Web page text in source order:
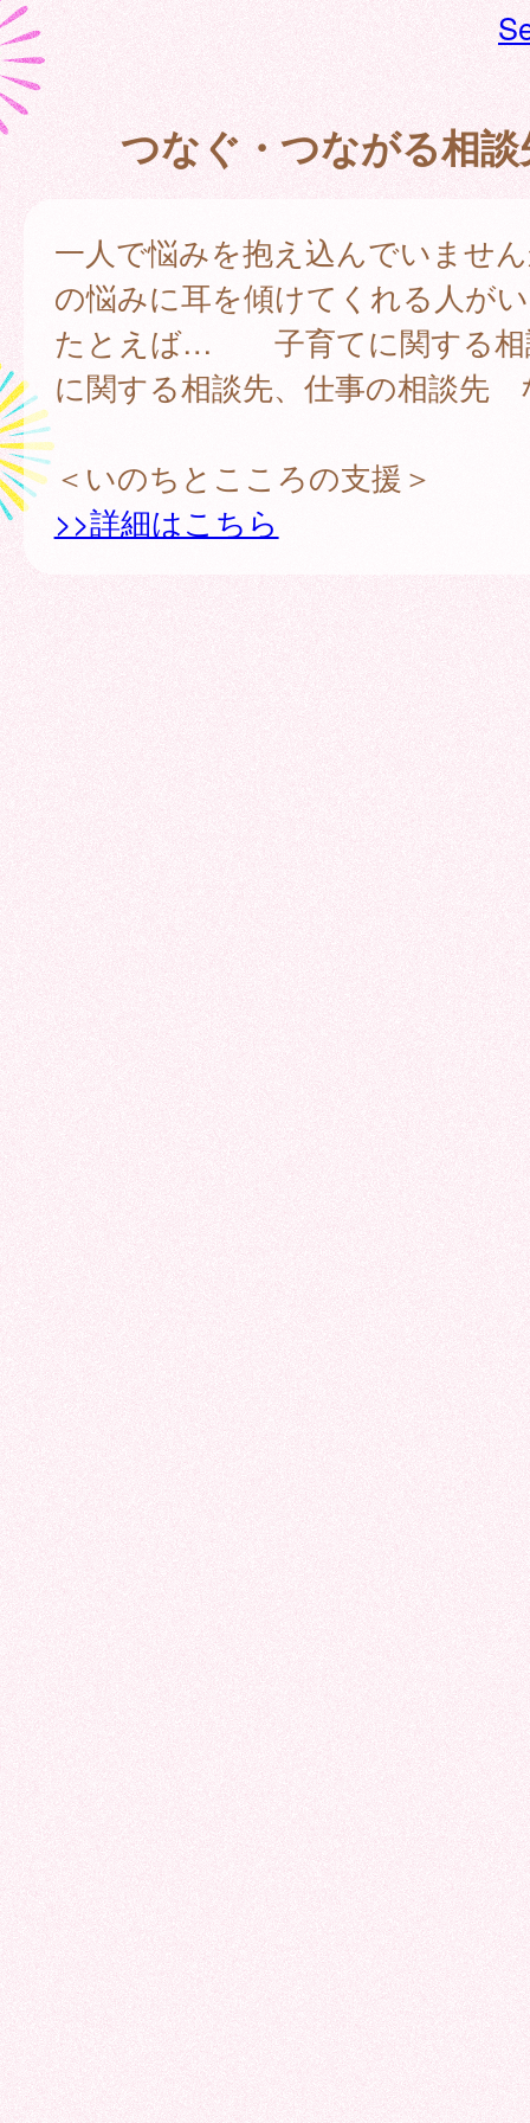
つなぐ・つながる相
一人で悩みを抱え込んでいませ
の悩みに耳を傾けてくれる人が
たとえば… 子育てに関する相
に関する相談先、仕事の相談先
＜いのちとこころの支援＞
>>詳細はこちら